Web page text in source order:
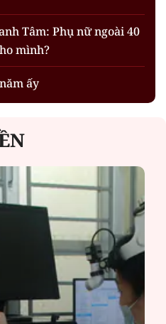
Tâm: Phụ nữ ngoài 40
mình?
ấy